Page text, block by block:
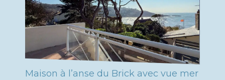
Maison à l’anse du Brick avec vue mer